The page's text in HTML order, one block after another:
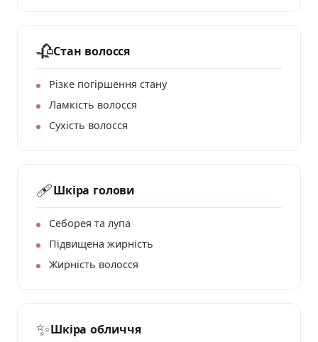
🥀Стан волосся
Різке погіршення стану
Ламкість волосся
Сухість волосся
🩹Шкіра голови
Себорея та лупа
Підвищена жирність
Жирність волосся
✨Шкіра обличчя